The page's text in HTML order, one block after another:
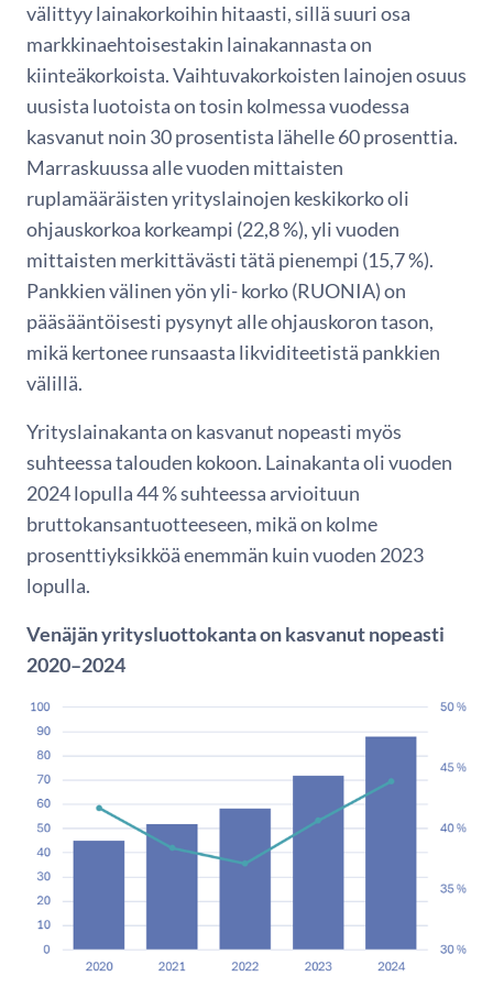
välittyy lainakorkoihin hitaasti, sillä suuri osa
markkinaehtoisestakin lainakannasta on
kiinteäkorkoista. Vaihtuvakorkoisten lainojen osuus
uusista luotoista on tosin kolmessa vuodessa
kasvanut noin 30 prosentista lähelle 60 prosenttia.
Marraskuussa alle vuoden mittaisten
ruplamääräisten yrityslainojen keskikorko oli
ohjauskorkoa korkeampi (22,8 %), yli vuoden
mittaisten merkittävästi tätä pienempi (15,7 %).
Pankkien välinen yön yli- korko (RUONIA) on
pääsääntöisesti pysynyt alle ohjauskoron tason,
mikä kertonee runsaasta likviditeetistä pankkien
välillä.
Yrityslainakanta on kasvanut nopeasti myös
suhteessa talouden kokoon. Lainakanta oli vuoden
2024 lopulla 44 % suhteessa arvioituun
bruttokansantuotteeseen, mikä on kolme
prosenttiyksikköä enemmän kuin vuoden 2023
lopulla.
Venäjän yritysluottokanta on kasvanut nopeasti
2020–2024